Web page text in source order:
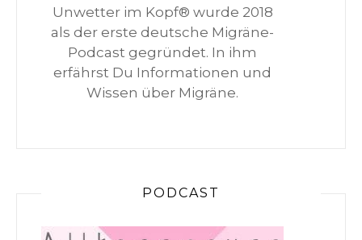
Unwetter im Kopf® wurde 2018
als der erste deutsche Migräne-
Podcast gegründet. In ihm
erfährst Du Informationen und
Wissen über Migräne.
PODCAST